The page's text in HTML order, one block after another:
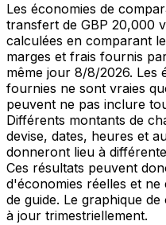
Les économies de
transfert de GBP 20,000
calculées en comparant
marges et frais fournis
même jour 8/8/2026. Les
fournies ne sont vraies
peuvent ne pas inclure
Différents montants de
devise, dates, heures et
donneront lieu à
Ces résultats peuvent
d'économies réelles et
de guide. Le graphique
à jour trimestriellement.